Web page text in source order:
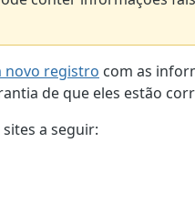
novo registro com as
de que eles estão
a seguir: